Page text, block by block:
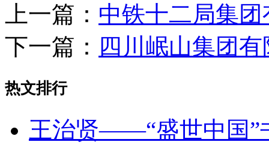
上一篇： 中铁十二局集
下一篇： 四川岷山集团
热文排行
王治贤——“盛世中国”